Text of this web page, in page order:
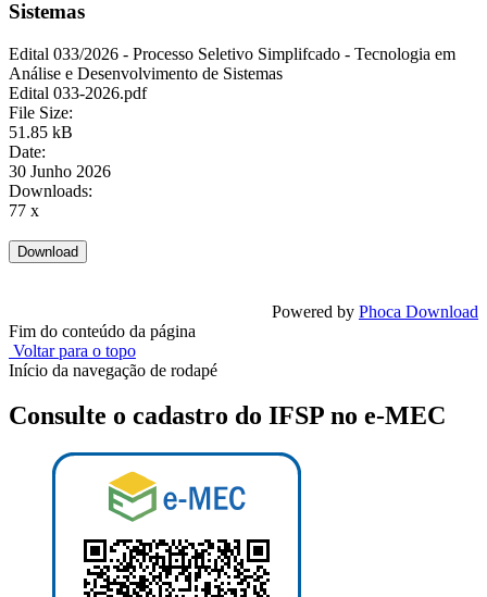
Sistemas
Edital 033/2026 - Processo Seletivo Simplifcado - Tecnologia em
Análise e Desenvolvimento de Sistemas
Edital 033-2026.pdf
File Size:
51.85 kB
Date:
30 Junho 2026
Downloads:
77 x
Powered by Phoca Download
Fim do conteúdo da página
Voltar para o topo
Início da navegação de rodapé
Consulte o cadastro do IFSP no e-MEC